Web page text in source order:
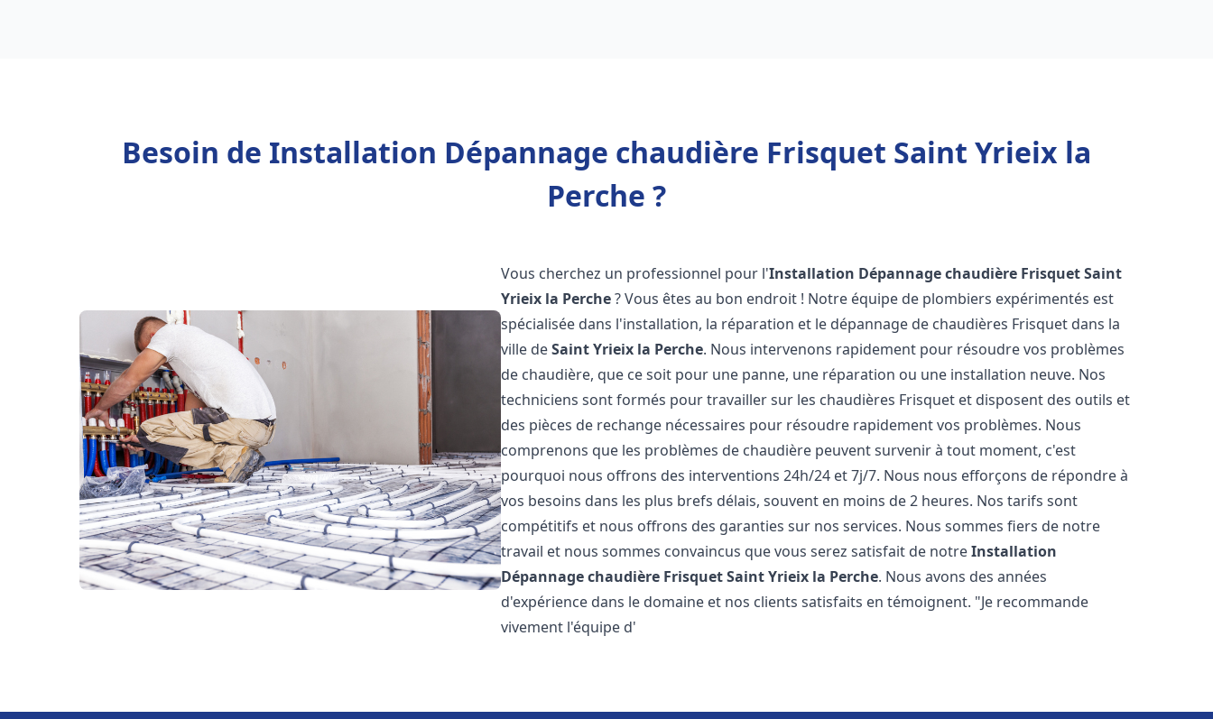
Besoin de Installation Dépannage chaudière Frisquet Saint Yrieix la
Perche ?
Vous cherchez un professionnel pour l'Installation Dépannage chaudière FrisquetSaint
Yrieix la Perche? Vous êtes au bon endroit ! Notre équipe de plombiers expérimentés est
spécialisée dans l'installation, la réparation et le dépannage de chaudières Frisquet dans la
ville deSaint Yrieix la Perche. Nous intervenons rapidement pour résoudre vos problèmes
de chaudière, que ce soit pour une panne, une réparation ou une installation neuve. Nos
techniciens sont formés pour travailler sur les chaudières Frisquet et disposent des outils et
des pièces de rechange nécessaires pour résoudre rapidement vos problèmes. Nous
comprenons que les problèmes de chaudière peuvent survenir à tout moment, c'est
pourquoi nous offrons des interventions 24h/24 et 7j/7. Nous nous efforçons de répondre à
vos besoins dans les plus brefs délais, souvent en moins de 2 heures. Nos tarifs sont
compétitifs et nous offrons des garanties sur nos services. Nous sommes fiers de notre
travail et nous sommes convaincus que vous serez satisfait de notreInstallation
Dépannage chaudière FrisquetSaint Yrieix la Perche. Nous avons des années
d'expérience dans le domaine et nos clients satisfaits en témoignent. "Je recommande
vivement l'équipe d'